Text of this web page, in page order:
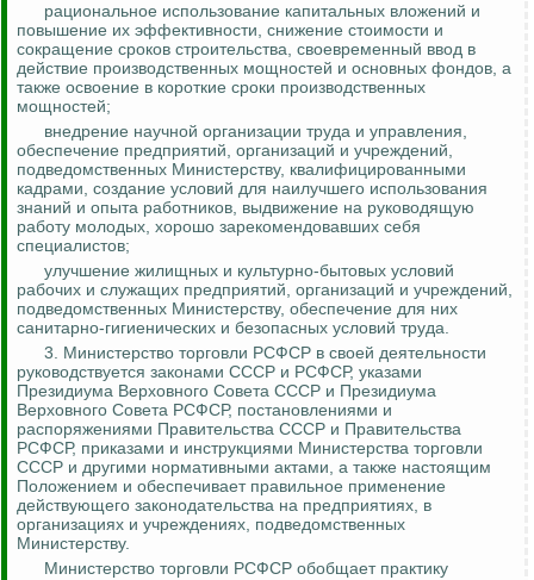
рациональное использование капитальных вложений и
повышение их эффективности, снижение стоимости и
сокращение сроков строительства, своевременный ввод в
действие производственных мощностей и основных фондов, а
также освоение в короткие сроки производственных
мощностей;
внедрение научной организации труда и управления,
обеспечение предприятий, организаций и учреждений,
подведомственных Министерству, квалифицированными
кадрами, создание условий для наилучшего использования
знаний и опыта работников, выдвижение на руководящую
работу молодых, хорошо зарекомендовавших себя
специалистов;
улучшение жилищных и культурно-бытовых условий
рабочих и служащих предприятий, организаций и учреждений,
подведомственных Министерству, обеспечение для них
санитарно-гигиенических и безопасных условий труда.
3. Министерство торговли РСФСР в своей деятельности
руководствуется законами СССР и РСФСР, указами
Президиума Верховного Совета СССР и Президиума
Верховного Совета РСФСР, постановлениями и
распоряжениями Правительства СССР и Правительства
РСФСР, приказами и инструкциями Министерства торговли
СССР и другими нормативными актами, а также настоящим
Положением и обеспечивает правильное применение
действующего законодательства на предприятиях, в
организациях и учреждениях, подведомственных
Министерству.
Министерство торговли РСФСР обобщает практику